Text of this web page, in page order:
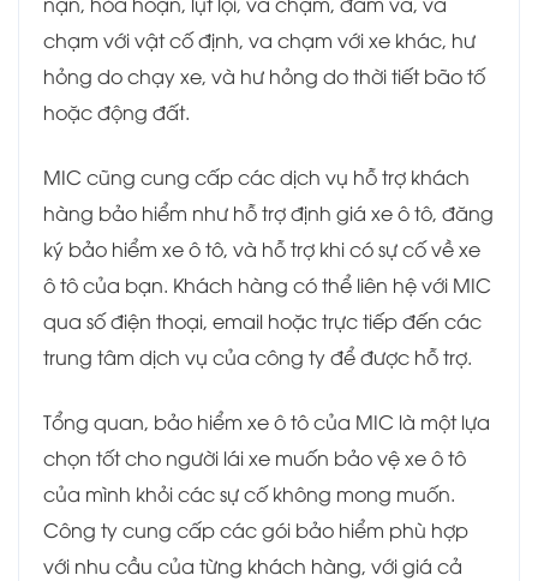
chạm với vật cố định, va chạm với xe khác, hư
hỏng do chạy xe, và hư hỏng do thời tiết bão tố
hoặc động đất.
MIC cũng cung cấp các dịch vụ hỗ trợ khách
hàng bảo hiểm như hỗ trợ định giá xe ô tô, đăng
ký bảo hiểm xe ô tô, và hỗ trợ khi có sự cố về xe
ô tô của bạn. Khách hàng có thể liên hệ với MIC
qua số điện thoại, email hoặc trực tiếp đến các
trung tâm dịch vụ của công ty để được hỗ trợ.
Tổng quan, bảo hiểm xe ô tô của MIC là một lựa
chọn tốt cho người lái xe muốn bảo vệ xe ô tô
của mình khỏi các sự cố không mong muốn.
Công ty cung cấp các gói bảo hiểm phù hợp
với nhu cầu của từng khách hàng, với giá cả